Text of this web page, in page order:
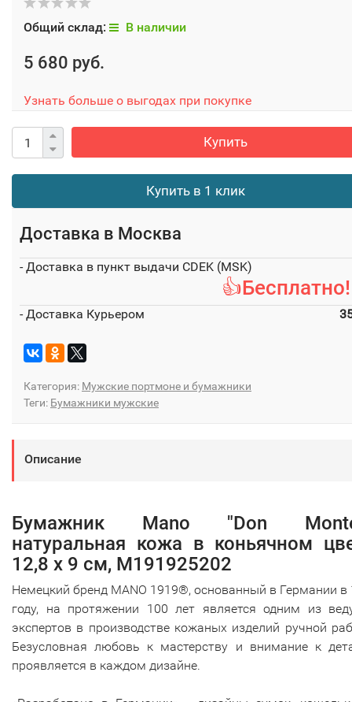
Общий склад: В наличии
5 680 руб.
Узнать больше о выгодах при покупке
Купить
Купить в 1 клик
Доставка в Москва
- Доставка в пункт выдачи CDEK (MSK)
- Доставка Курьером
Категория: Мужские портмоне и бумажники
Теги: Бумажники мужские
Описание
Бумажник Mano "Don
натуральная кожа в коньячном
12,8 х 9 см, M191925202
Немецкий бренд MANO 1919®, основанный в Германии в
году, на протяжении 100 лет является одним из
экспертов в производстве кожаных изделий ручной
Безусловная любовь к мастерству и внимание к
проявляется в каждом дизайне.